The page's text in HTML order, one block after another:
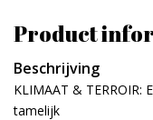
Product
Beschrijving
KLIMAAT &
tamelijk